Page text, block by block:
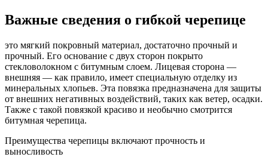
Важные сведения о гибкой черепице
это мягкий покровный материал, достаточно прочный и
прочный. Его основание с двух сторон покрыто
стекловолокном с битумным слоем. Лицевая сторона —
внешняя — как правило, имеет специальную отделку из
минеральных хлопьев. Эта повязка предназначена для защиты
от внешних негативных воздействий, таких как ветер, осадки.
Также с такой повязкой красиво и необычно смотрится
битумная черепица.
Преимущества черепицы включают прочность и
выносливость